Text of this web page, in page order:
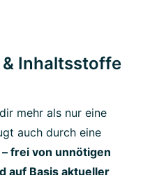
Inhaltsstoffe
mehr als nur eine
auch durch eine
frei von unnötigen
auf Basis aktueller